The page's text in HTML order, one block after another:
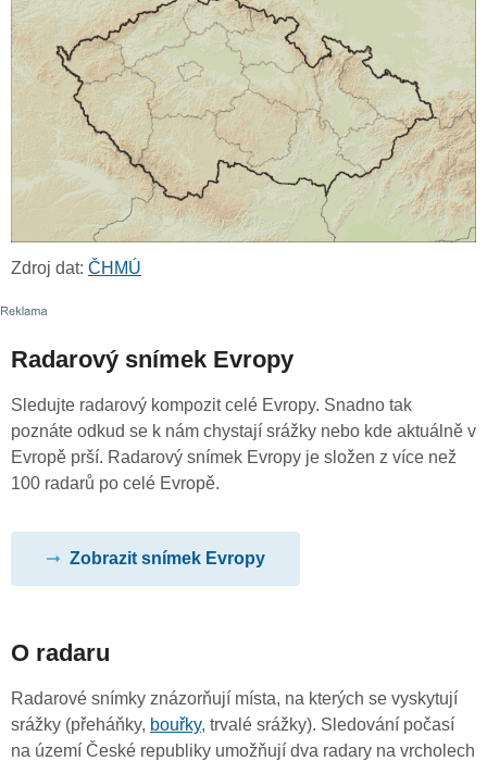
Zdroj dat: ČHMÚ
Radarový snímek Evropy
Sledujte radarový kompozit celé Evropy. Snadno tak
poznáte odkud se k nám chystají srážky nebo kde aktuálně v
Evropě prší. Radarový snímek Evropy je složen z více než
100 radarů po celé Evropě.
Zobrazit snímek Evropy
O radaru
Radarové snímky znázorňují místa, na kterých se vyskytují
srážky (přeháňky, bouřky, trvalé srážky). Sledování počasí
na území České republiky umožňují dva radary na vrcholech